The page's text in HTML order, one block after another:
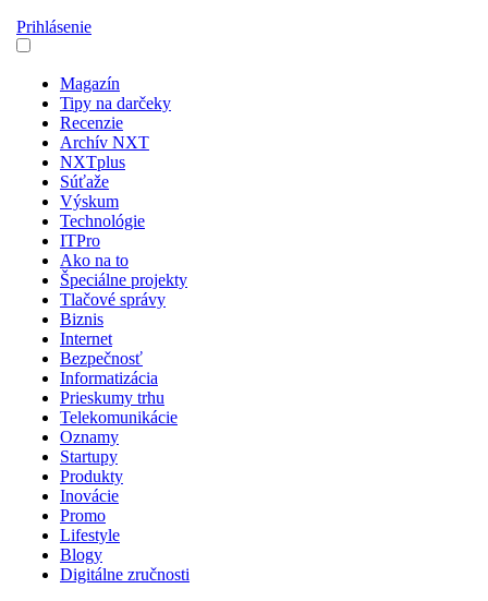
Prihlásenie
Magazín
Tipy na darčeky
Recenzie
Archív NXT
NXTplus
Súťaže
Výskum
Technológie
ITPro
Ako na to
Špeciálne projekty
Tlačové správy
Biznis
Internet
Bezpečnosť
Informatizácia
Prieskumy trhu
Telekomunikácie
Oznamy
Startupy
Produkty
Inovácie
Promo
Lifestyle
Blogy
Digitálne zručnosti